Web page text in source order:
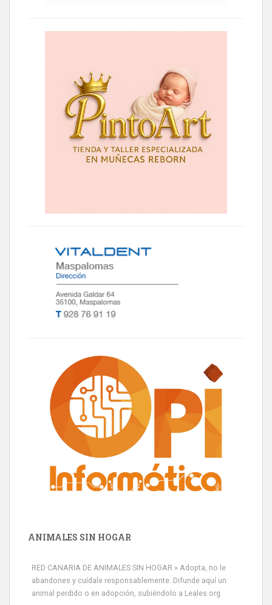
ANIMALES SIN HOGAR
RED CANARIA DE ANIMALES SIN HOGAR » Adopta, no le
abandones y cuídale responsablemente. Difunde aquí un
animal perdido o en adopción, subiéndolo a Leales.org